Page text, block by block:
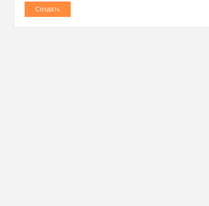
Создать